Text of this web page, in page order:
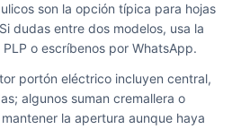
son la opción típica para hojas
dudas entre dos modelos, usa la
o escríbenos por WhatsApp.
portón eléctrico incluyen central,
algunos suman cremallera o
la apertura aunque haya